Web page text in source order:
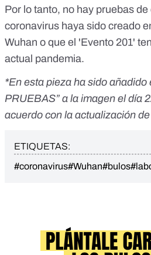
Por lo tanto, no hay pruebas
coronavirus haya sido creado
Wuhan o que el 'Evento 201'
actual pandemia.
*En esta pieza ha sido añadido
PRUEBAS” a la imagen el día
acuerdo con la actualización
ETIQUETAS:
#coronavirus#Wuhan#bulos